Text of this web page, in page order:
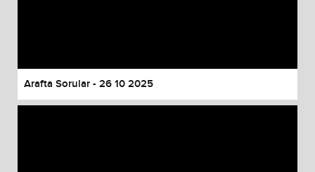
Arafta Sorular - 26 10 2025